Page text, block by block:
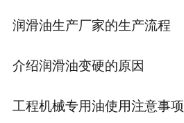
润滑油生产厂家的生产流程
介绍润滑油变硬的原因
工程机械专用油使用注意事项